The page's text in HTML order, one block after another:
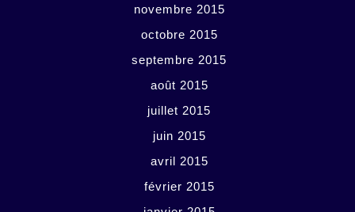
novembre 2015
octobre 2015
septembre 2015
août 2015
juillet 2015
juin 2015
avril 2015
février 2015